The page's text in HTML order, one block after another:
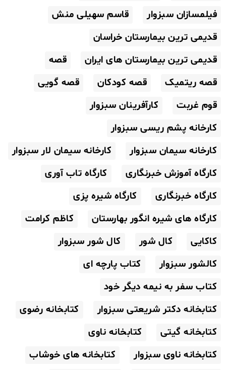
فیلمسازان سبزوار
قاسم سهیلی منش
قدیمی ترین بیمارستان خراسان
قدیمی ترین بیمارستان های ایران
قصه
قصه ریتمیک
قصه کودکان
قصه گویی
قوم غربت
کارآفرینان سبزوار
کارخانه پشم ریسی سبزوار
کارخانه سیمان سبزوار
کارخانه سیمان لار سبزوار
کارگاه آموزش خبرنگاری
کارگاه تاب آوری
کارگاه خبرنگاری
کارگاه شیره پزی
کارگاه های شیره انگور بهارستان
کاظم کرامت
کاکایی
کال شور
کال شور سبزوار
کالشور سبزوار
کتاب پارچه ای
کتاب سفر به نیمه دیگر خود
کتابخانه دکتر شریعتی سبزوار
کتابخانه رضوی
کتابخانه گیتی
کتابخانه ناوی
کتابخانه ناوی سبزوار
کتابخانه های خوشاب